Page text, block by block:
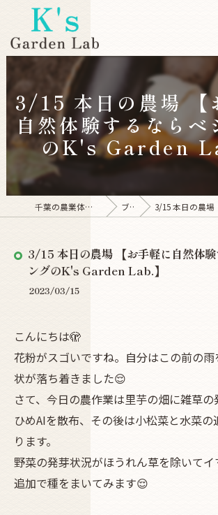
3/15 本日の農場 【
自然体験するならベ
のK's Garden
千葉の農業体験ならK's Garden Lab ブログ 3/15 本日の農場 【お手軽に自然体
3/15 本日の農場 【お手軽に自然体
ングのK's Garden Lab.】
2023/03/15
こんにちは🫣
花粉がスゴいですね。自分はこの前の
状が落ち着きました😌
さて、今日の農作業は里芋の畑に雑草
ひめAIを散布、その後は小松菜と水菜の
ります。
野菜の発芽状況がほうれん草を除いてイ
追加で種をまいてみます😌